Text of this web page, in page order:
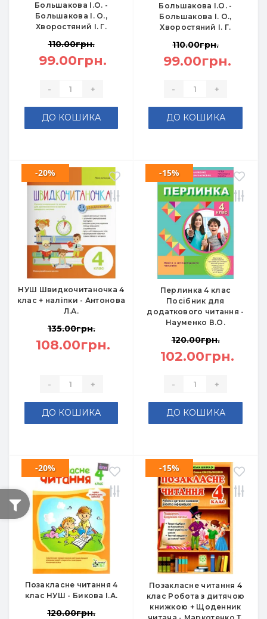
Большакова І.О. -
Большакова І. О.,
Хворостяний І. Г.
110.00грн.
99.00грн.
- +
ДО КОШИКА
Большакова І.О. -
Большакова І. О.,
Хворостяний І. Г.
110.00грн.
99.00грн.
- +
ДО КОШИКА
НУШ Швидкочитаночка 4
клас + наліпки - Антонова
Л.А.
-20%
135.00грн.
108.00грн.
- +
ДО КОШИКА
Перлинка 4 клас
Посібник для
додаткового читання -
Науменко В.О.
-15%
120.00грн.
102.00грн.
- +
ДО КОШИКА
Позакласне читання 4
клас НУШ - Бикова І.А.
-20%
120.00грн.
Позакласне читання 4
клас Робота з дитячою
книжкою + Щоденник
-15%